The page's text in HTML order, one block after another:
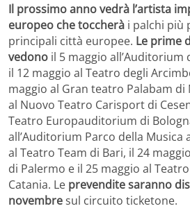
Il prossimo anno vedrà l’artista
europeo che toccherà i palchi più
principali città europee. Le prime
vedono il 5 maggio
il 12 maggio al Teatro degli
maggio al Gran teatro Palabam di
al Nuovo Teatro Carisport di
Teatro Europauditorium di
all’Auditorium Parco della Musica
al Teatro Team di Bari, il 24
di Palermo e il 25 maggio al
Catania. Le prevendite saranno
novembresul circuito ticketone.